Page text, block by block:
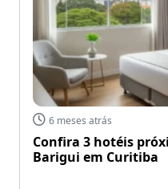
6 meses atrás
Confira 3 hotéis
Barigui em Curitiba